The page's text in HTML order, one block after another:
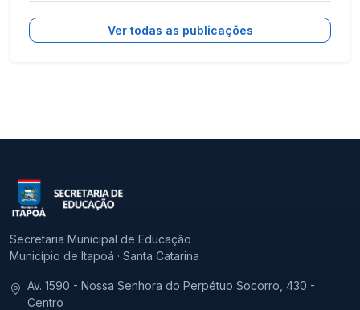
Ver todas as publicações
Secretaria Municipal de Educação
Município de Itapoá · Santa Catarina
Av. 1590 - Nossa Senhora do Perpétuo Socorro, 430 -
Centro